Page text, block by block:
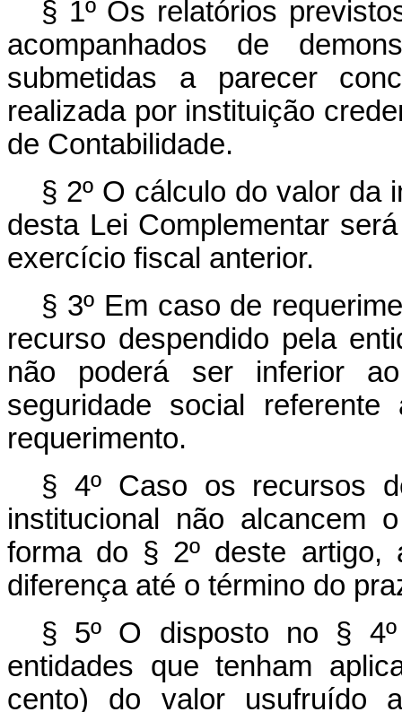
§ 1º Os relatórios
acompanhados de
submetidas a parecer
realizada por instituição
de Contabilidade.
§ 2º O cálculo do valor da
desta Lei Complementar
exercício fiscal anterior.
§ 3º Em caso de
recurso despendido pela
não poderá ser inferior
seguridade social
requerimento.
§ 4º Caso os recursos
institucional não alcancem
forma do § 2º deste artigo,
diferença até o término do
§ 5º O disposto no §
entidades que tenham
cento) do valor usufruído